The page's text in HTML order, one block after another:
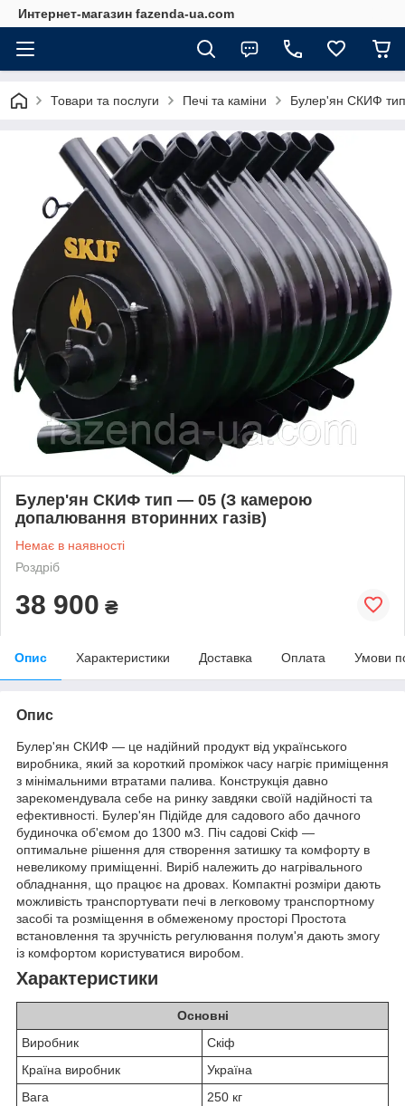
Интернет-магазин fazenda-ua.com
Товари та послуги Печі та каміни Булер'ян СКИФ
Булер'ян СКИФ тип — 05 (З камерою
допалювання вторинних газів)
Немає в наявності
Роздріб
38 900 ₴
Опис Характеристики Доставка Оплата Умови
Опис
Булер'ян СКИФ — це надійний продукт від українського
виробника, який за короткий проміжок часу нагріє приміщення
з мінімальними втратами палива. Конструкція давно
зарекомендувала себе на ринку завдяки своїй надійності та
ефективності. Булер'ян Підійде для садового або дачного
будиночка об'ємом до 1300 м3. Піч садові Скіф —
оптимальне рішення для створення затишку та комфорту в
невеликому приміщенні. Виріб належить до нагрівального
обладнання, що працює на дровах. Компактні розміри дають
можливість транспортувати печі в легковому транспортному
засобі та розміщення в обмеженому просторі Простота
встановлення та зручність регулювання полум'я дають змогу
із комфортом користуватися виробом.
Характеристики
Основні
Виробник
Скіф
Країна виробник
Україна
Вага
250 кг